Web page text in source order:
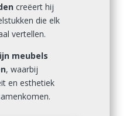
creëert hij
die elk
vertellen.
meubels
, waarbij
en esthetiek